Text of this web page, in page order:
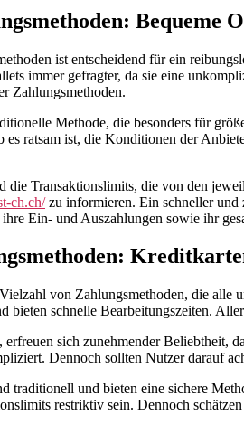
Bequeme
ist entscheidend für ein
immer gefragter, da sie eine
Zahlungsmethoden.
Methode, die besonders für
es ratsam ist, die Konditionen der
Transaktionslimits, die von den
ch.ch/zu informieren. Ein schneller und
Ein- und Auszahlungen sowie ihr
von Zahlungsmethoden, die alle
bieten schnelle Bearbeitungszeiten.
sich zunehmender Beliebtheit,
Dennoch sollten Nutzer darauf
traditionell und bieten eine sichere
restriktiv sein. Dennoch